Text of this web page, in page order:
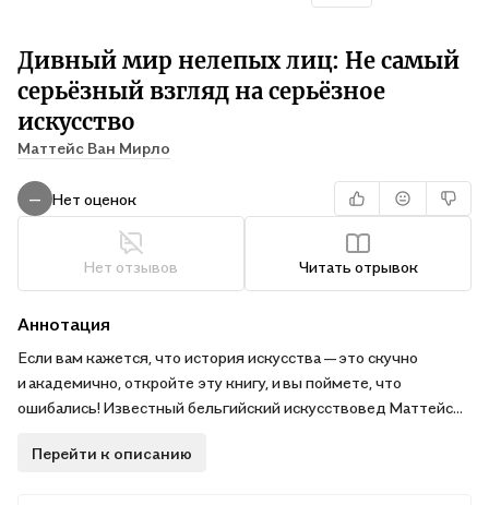
Дивный мир нелепых лиц: Не самый
серьёзный взгляд на серьёзное
искусство
Маттейс Ван Мирло
— Нет оценок
Нет отзывов Читать отрывок
Аннотация
Если вам кажется, что история искусства — ​это скучно
и академично, откройте эту книгу, и вы поймете, что
ошибались! Известный бельгийский искусствовед Маттейс
путешествие, чтобы отыскать до ужаса нелепые лица
Перейти к описанию